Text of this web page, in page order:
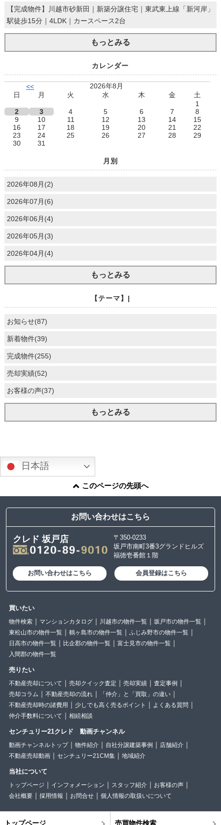
【完成物件】川越市砂新田｜新築分譲住宅｜東武東上線「新河岸」
駅徒歩15分｜4LDK｜カースペース2台
もっとみる
カレンダー
<<
2026年8月
日
月 火 水 木 金
土
1
2
3 4 5 6 7
8
9
10 11 12 13 14
15
16
17 18 19 20 21
22
23
24 25 26 27 28
29
30
31
月別
2026年08月(2)
2026年07月(6)
2026年06月(4)
2026年05月(3)
2026年04月(4)
もっとみる
【テーマ】|
お知らせ(87)
新着物件(39)
完成物件(255)
売却実績(52)
お客様の声(37)
もっとみる
日本語
このページの先頭へ
お問い合わせはこちら
クレド 坂戸店
〒350-0233
坂戸市南町3番3グランドヒルズ
福徳壱番館１階
お問い合わせはこちら 会員登録はこちら
買いたい
物件検索 マンションカタログ 川越市の物件一覧
坂戸市の物件一覧
東松山市の物件一覧
鶴ヶ島市の物件一覧
ふじみ野市の物件一覧
日高市の物件一覧
比企郡の物件一覧
富士見市の物件一覧
入間郡の物件一覧
売りたい
不動産売却について 売却クイック査定 売却実績
査定事例
売却コラム
不動産売却の流れ
「仲介」と「買取」の違い
不動産売却時の諸費用
少しでも高く売るポイント
よくある質問
仲介手数料について
相続相談
センチュリー21クレド 動画チャンネル
動画チャンネルトップ 物件紹介 自社分譲建築事例
店舗紹介
不動産売却動画
センチュリー21CM集 地域紹介
当社について
トップページ インフォメーション スタッフ紹介
お客様の声
会社概要
採用情報 お問合せ 個人情報の取扱いについて
トップページ 売買物件検索